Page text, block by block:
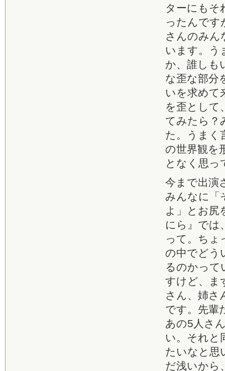
ターにもそ
ったんです
さんのみん
います。う
か、誰しも
な歪な部分
いを求めて
を歪として
てみたら？
た。うまく
の世界観を
となく思っ
今まで出演
みんなに「
よ」とお尻
にら』では
って。ち
の中でどう
るのかって
すけど、ま
さん、姉さ
です。先輩
あの5人さ
い。それと
たいなと思
だ浅いから